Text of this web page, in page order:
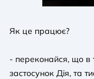
Як це працює?
- переконайся, що в
застосунок Дія, та